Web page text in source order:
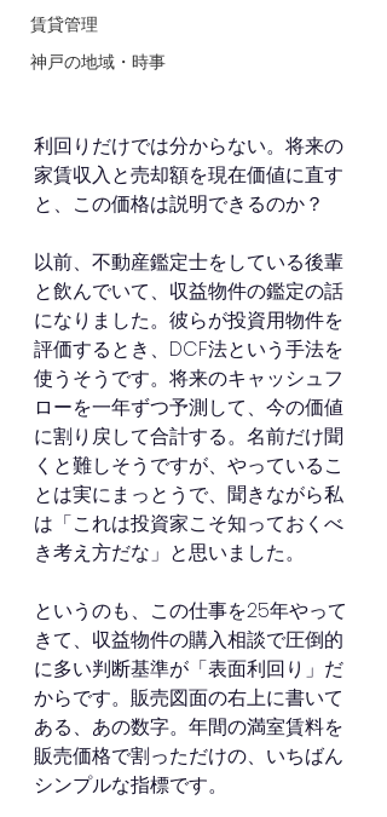
賃貸管理
神戸の地域・時事
利回りだけでは分からない。将来の
家賃収入と売却額を現在価値に直す
と、この価格は説明できるのか？
以前、不動産鑑定士をしている後輩
と飲んでいて、収益物件の鑑定の話
になりました。彼らが投資用物件を
評価するとき、DCF法という手法を
使うそうです。将来のキャッシュフ
ローを一年ずつ予測して、今の価値
に割り戻して合計する。名前だけ聞
くと難しそうですが、やっているこ
とは実にまっとうで、聞きながら私
は「これは投資家こそ知っておくべ
き考え方だな」と思いました。
というのも、この仕事を25年やって
きて、収益物件の購入相談で圧倒的
に多い判断基準が「表面利回り」だ
からです。販売図面の右上に書いて
ある、あの数字。年間の満室賃料を
販売価格で割っただけの、いちばん
シンプルな指標です。